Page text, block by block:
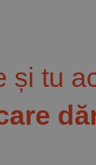
și tu